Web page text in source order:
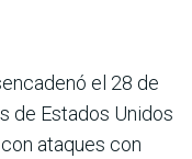
el 28 de
de Estados Unidos
ataques con